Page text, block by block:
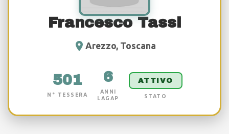
Francesco Tassi
Arezzo, Toscana
501
N° TESSERA
6
ANNI
LAGAP
ATTIVO
STATO